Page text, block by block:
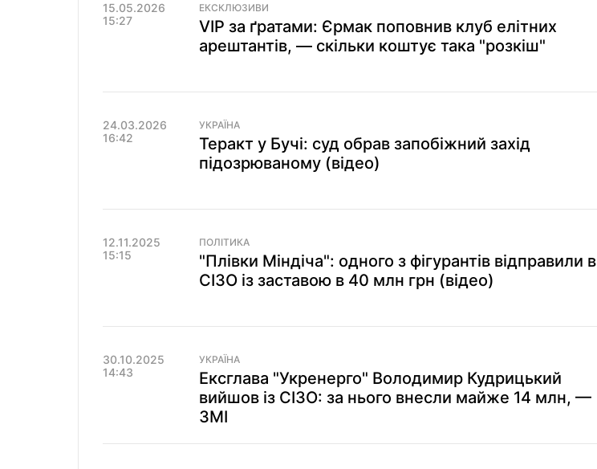
15.05.2026
15:27
ЕКСКЛЮЗИВИ
VIP за ґратами: Єрмак поповнив клуб елітних
арештантів, — скільки коштує така "розкіш"
24.03.2026
16:42
УКРАЇНА
Теракт у Бучі: суд обрав запобіжний захід
підозрюваному (відео)
12.11.2025
15:15
ПОЛІТИКА
"Плівки Міндіча": одного з фігурантів відправили в
СІЗО із заставою в 40 млн грн (відео)
30.10.2025
14:43
УКРАЇНА
Ексглава "Укренерго" Володимир Кудрицький
вийшов із СІЗО: за нього внесли майже 14 млн, —
ЗМІ